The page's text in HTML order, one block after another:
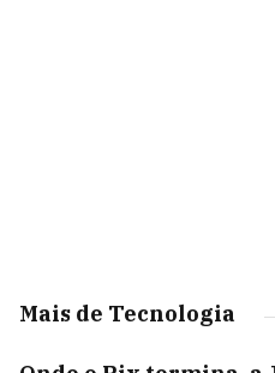
Mais de Tecnologia